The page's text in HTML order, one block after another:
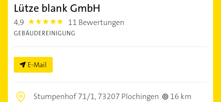
Lütze blank GmbH
4,9 4.9 11 Bewertungen
GEBÄUDEREINIGUNG
E-Mail
Stumpenhof 71/1,73207 Plochingen
16 km